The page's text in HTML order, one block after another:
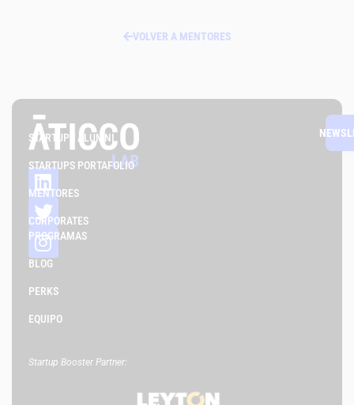
VOLVER A MENTORES
STARTUPS ALUMNI
STARTUPS PORTAFOLIO
MENTORES
CORPORATES
PROGRAMAS
BLOG
PERKS
EQUIPO
Startup Booster Partner: